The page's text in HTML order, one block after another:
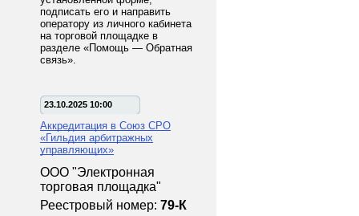
подписать его и направить
оператору из личного кабинета
на торговой площадке в
разделе «Помощь — Обратная
связь».
23.10.2025 10:00
Аккредитация в Союз СРО
«Гильдия арбитражных
управляющих»
ООО "Электронная
торговая площадка"
Реестровый номер: 79-К